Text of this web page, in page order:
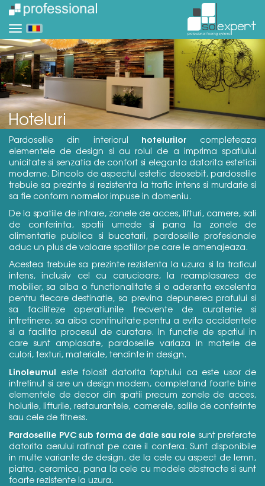
Hoteluri
Pardoselile din interiorul hotelurilor completeaza
elementele de design si au rolul de a imprima spatiului
unicitate si senzatia de confort si eleganta datorita esteticii
moderne. Dincolo de aspectul estetic deosebit, pardoselile
trebuie sa prezinte si rezistenta la trafic intens si murdarie si
sa fie conform normelor impuse in domeniu.
De la spatiile de intrare, zonele de acces, lifturi, camere, sali
de conferinta, spatii umede si pana la zonele de
alimentatie publica si bucatarii, pardoselile profesionale
aduc un plus de valoare spatiilor pe care le amenajeaza.
Acestea trebuie sa prezinte rezistenta la uzura si la traficul
intens, inclusiv cel cu carucioare, la reamplasarea de
mobilier, sa aiba o functionalitate si o aderenta excelenta
pentru fiecare destinatie, sa previna depunerea prafului si
sa faciliteze operatiunile frecvente de curatenie si
intretinere, sa aiba continuitate pentru a evita accidentele
si a facilita procesul de curatare. In functie de spatiul in
care sunt amplasate, pardoselile variaza in materie de
culori, texturi, materiale, tendinte in design.
Linoleumul este folosit datorita faptului ca este usor de
intretinut si are un design modern, completand foarte bine
elementele de decor din spatii precum zonele de acces,
holurile, lifturile, restaurantele, camerele, salile de conferinte
sau cele de fitness.
Pardoselile PVC sub forma de dale sau role sunt preferate
datorita aerului rafinat pe care il confera. Sunt disponibile
in multe variante de design, de la cele cu aspect de lemn,
piatra, ceramica, pana la cele cu modele abstracte si sunt
foarte rezistente la uzura.